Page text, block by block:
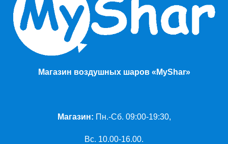
Магазин воздушных шаров «MyShar»
Магазин: Пн.-Сб. 09:00-19:30,
Вс. 10.00-16.00.